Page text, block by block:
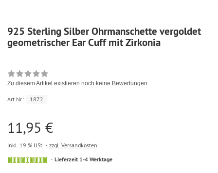
925 Sterling Silber Ohrmanschette vergoldet
geometrischer Ear Cuff mit Zirkonia
Zu diesem Artikel existieren noch keine Bewertungen
Art.Nr.: 1872
11,95 €
inkl. 19 % USt zzgl. Versandkosten
Lieferzeit 1-4 Werktage